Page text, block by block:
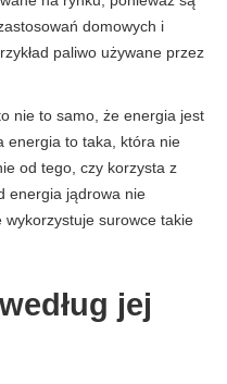
domowych i
paliwo używane przez
nie to samo, że energia jest
energia to taka, która nie
od tego, czy korzysta z
energia jądrowa nie
surowce takie
jej